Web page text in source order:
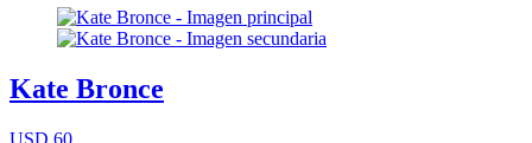
Kate Bronce
USD 60